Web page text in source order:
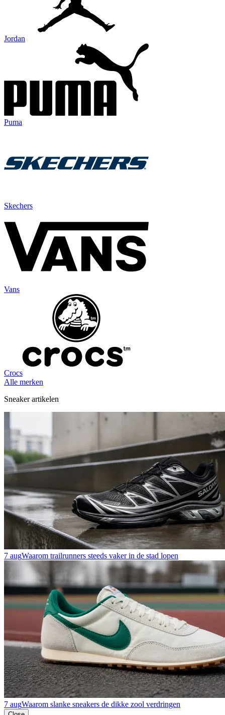
Jordan
Puma
Skechers
Vans
Crocs
Alle merken
Sneaker artikelen
7 augWaarom trailrunners steeds vaker in de stad lopen
7 augWaarom slanke sneakers de dikke zool verdringen